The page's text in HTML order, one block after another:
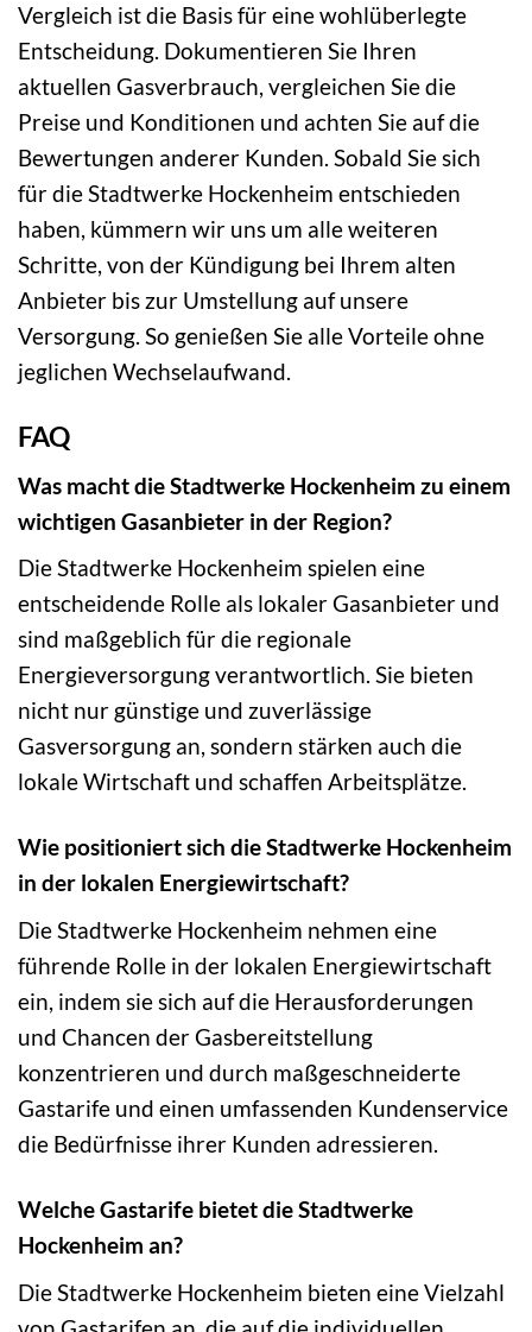
Vergleich ist die Basis für eine wohlüberlegte
Entscheidung. Dokumentieren Sie Ihren
aktuellen Gasverbrauch, vergleichen Sie die
Preise und Konditionen und achten Sie auf die
Bewertungen anderer Kunden. Sobald Sie sich
für die Stadtwerke Hockenheim entschieden
haben, kümmern wir uns um alle weiteren
Schritte, von der Kündigung bei Ihrem alten
Anbieter bis zur Umstellung auf unsere
Versorgung. So genießen Sie alle Vorteile ohne
jeglichen Wechselaufwand.
FAQ
Was macht die Stadtwerke Hockenheim zu einem
wichtigen Gasanbieter in der Region?
Die Stadtwerke Hockenheim spielen eine
entscheidende Rolle als lokaler Gasanbieter und
sind maßgeblich für die regionale
Energieversorgung verantwortlich. Sie bieten
nicht nur günstige und zuverlässige
Gasversorgung an, sondern stärken auch die
lokale Wirtschaft und schaffen Arbeitsplätze.
Wie positioniert sich die Stadtwerke Hockenheim
in der lokalen Energiewirtschaft?
Die Stadtwerke Hockenheim nehmen eine
führende Rolle in der lokalen Energiewirtschaft
ein, indem sie sich auf die Herausforderungen
und Chancen der Gasbereitstellung
konzentrieren und durch maßgeschneiderte
Gastarife und einen umfassenden Kundenservice
die Bedürfnisse ihrer Kunden adressieren.
Welche Gastarife bietet die Stadtwerke
Hockenheim an?
Die Stadtwerke Hockenheim bieten eine Vielzahl